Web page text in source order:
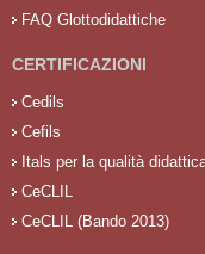
FAQ Glottodidattiche
CERTIFICAZIONI
Cedils
Cefils
Itals per la qualità
CeCLIL
CeCLIL (Bando 2013)